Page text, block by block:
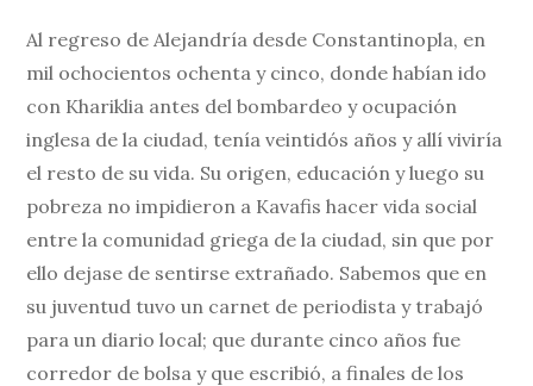
Al regreso de Alejandría desde Constantinopla, en
mil ochocientos ochenta y cinco, donde habían ido
con Khariklia antes del bombardeo y ocupación
inglesa de la ciudad, tenía veintidós años y allí viviría
el resto de su vida. Su origen, educación y luego su
pobreza no impidieron a Kavafis hacer vida social
entre la comunidad griega de la ciudad, sin que por
ello dejase de sentirse extrañado. Sabemos que en
su juventud tuvo un carnet de periodista y trabajó
para un diario local; que durante cinco años fue
corredor de bolsa y que escribió, a finales de los